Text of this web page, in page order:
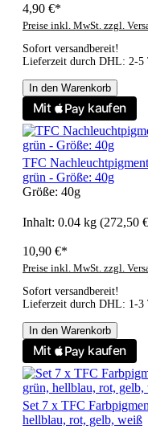
4,90 €*
Preise inkl. MwSt. zzgl.
Sofort versandbereit!
Lieferzeit durch DHL: 2-5
In den Warenkorb
TFC
grün - Größe: 40g
Größe: 40g
Inhalt: 0.04 kg (272,50
10,90 €*
Preise inkl. MwSt. zzgl.
Sofort versandbereit!
Lieferzeit durch DHL: 1-3
In den Warenkorb
Set 7 x TFC
hellblau, rot, gelb, weiß